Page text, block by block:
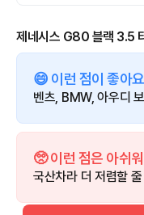
제네시스 G80 블랙 3.5
😄 이런 점이 좋아요
벤츠, BMW, 아우디
🥺 이런 점은 아쉬
국산차라 더 저렴할